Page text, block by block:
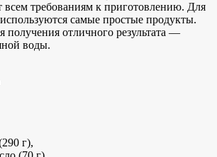
всем требованиям к приготовлению. Для
самые простые продукты.
получения отличного результата —
воды.
г),